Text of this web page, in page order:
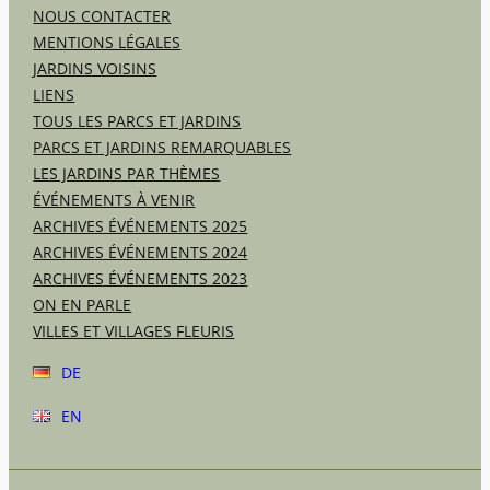
NOUS CONTACTER
MENTIONS LÉGALES
JARDINS VOISINS
LIENS
TOUS LES PARCS ET JARDINS
PARCS ET JARDINS REMARQUABLES
LES JARDINS PAR THÈMES
ÉVÉNEMENTS À VENIR
ARCHIVES ÉVÉNEMENTS 2025
ARCHIVES ÉVÉNEMENTS 2024
ARCHIVES ÉVÉNEMENTS 2023
ON EN PARLE
VILLES ET VILLAGES FLEURIS
DE
EN